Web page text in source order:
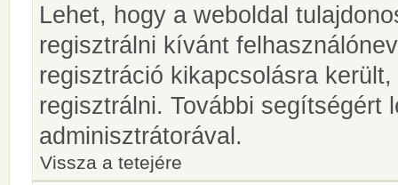
Lehet, hogy a weboldal
regisztrálni kívánt
regisztráció kikapcsolásra
regisztrálni. További segítségért
adminisztrátorával.
Vissza a tetejére